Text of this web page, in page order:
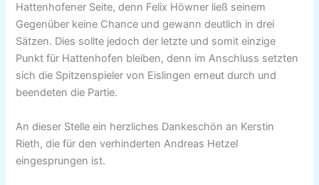
Hattenhofener Seite, denn Felix Höwner ließ seinem
Gegenüber keine Chance und gewann deutlich in drei
Sätzen. Dies sollte jedoch der letzte und somit einzige
Punkt für Hattenhofen bleiben, denn im Anschluss setzten
sich die Spitzenspieler von Eislingen erneut durch und
beendeten die Partie.
An dieser Stelle ein herzliches Dankeschön an Kerstin
Rieth, die für den verhinderten Andreas Hetzel
eingesprungen ist.